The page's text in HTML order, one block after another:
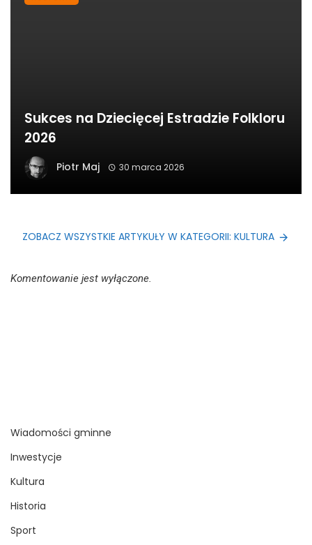
Sukces na Dziecięcej Estradzie Folkloru
2026
Piotr Maj 30 marca 2026
ZOBACZ WSZYSTKIE ARTYKUŁY W KATEGORII: KULTURA
Komentowanie jest wyłączone.
Wiadomości gminne
Inwestycje
Kultura
Historia
Sport